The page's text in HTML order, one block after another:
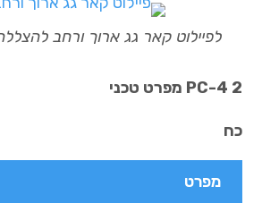
לפיילוט קאר גג ארוך ורחב
PC-4 2 מפרט טכני
כח
מפרט